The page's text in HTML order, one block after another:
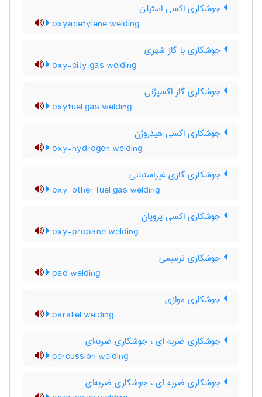
جوشکاری اکسی استیلن
oxyacetylene welding
جوشکاری با گاز شهری
oxy-city gas welding
جوشکاری گاز اکسیژنی
oxyfuel gas welding
جوشکاری اکسی هیدروژن
oxy-hydrogen welding
جوشکاری گازی غیراستیلنی
oxy-other fuel gas welding
جوشکاری اکسی پروپان
oxy-propane welding
جوشکاری ترمیمی
pad welding
جوشکاری موازی
parallel welding
جوشکاری ضربه ای ، جوشکاری ضربه‌ای
percussion welding
جوشکاری ضربه ای ، جوشکاری ضربه‌ای